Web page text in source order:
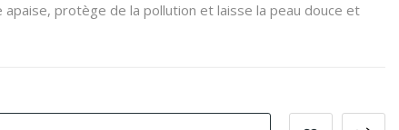
apaise, protège de la pollution et laisse la peau douce et